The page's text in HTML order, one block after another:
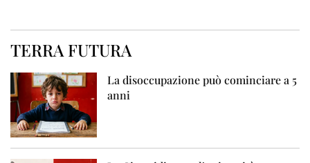
TERRA FUTURA
La disoccupazione può cominciare a 5
anni